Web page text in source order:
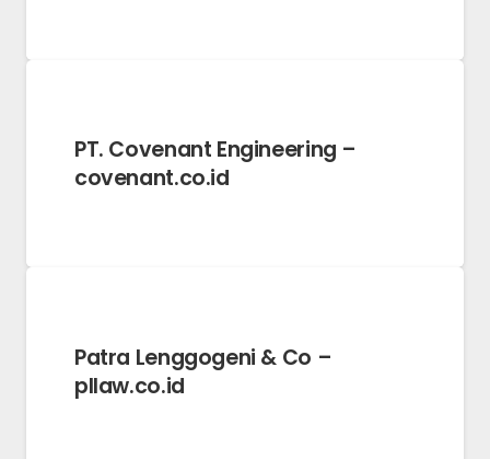
PT. Covenant Engineering –
covenant.co.id
Patra Lenggogeni & Co –
pllaw.co.id